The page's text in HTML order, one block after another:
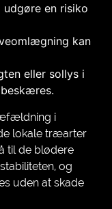
en risiko
kan
eller sollys i
i
lokale træarter
til de blødere
og
uden at skade